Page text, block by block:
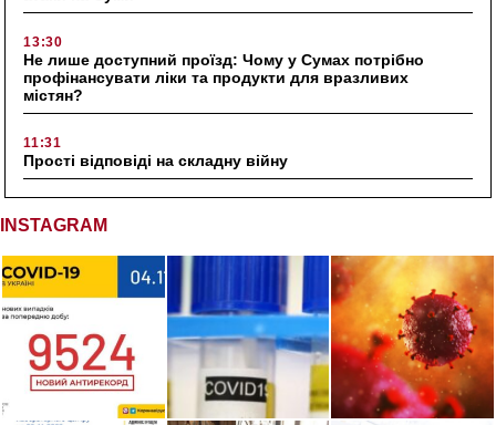
13:30
Не лише доступний проїзд: Чому у Сумах потрібно
профінансувати ліки та продукти для вразливих
містян?
11:31
Прості відповіді на складну війну
INSTAGRAM